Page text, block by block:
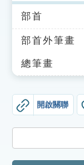
索引選單
知識索引
單字索引
部首
部首外筆畫
總筆畫
開啟關聯